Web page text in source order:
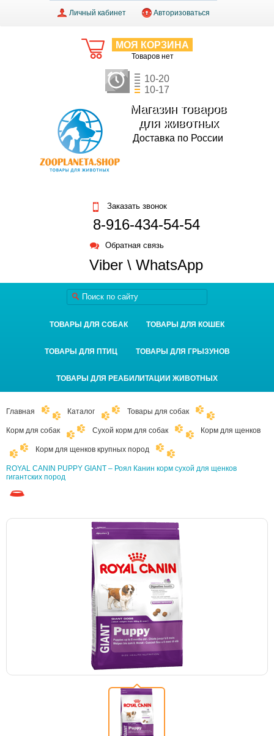
Личный кабинет Авторизоваться
МОЯ КОРЗИНА
Товаров нет
10-20
10-17
Магазин товаров
для животных
Доставка по России
Заказать звонок
8-916-434-54-54
Обратная связь
Viber \ WhatsApp
ТОВАРЫ ДЛЯ СОБАК ТОВАРЫ ДЛЯ КОШЕК
ТОВАРЫ ДЛЯ ПТИЦ ТОВАРЫ ДЛЯ ГРЫЗУНОВ
ТОВАРЫ ДЛЯ РЕАБИЛИТАЦИИ ЖИВОТНЫХ
Главная Каталог Товары для собак
Корм для собак Сухой корм для собак Корм для щенков
Корм для щенков крупных пород
ROYAL CANIN PUPPY GIANT – Роял Канин корм сухой для щенков
гигантских пород